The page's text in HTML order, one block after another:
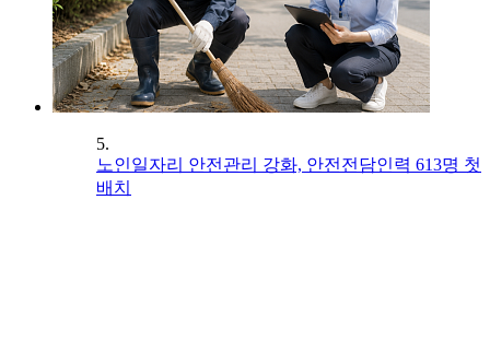
5.
노인일자리 안전관리 강화, 안전전담인력 613명 첫
배치